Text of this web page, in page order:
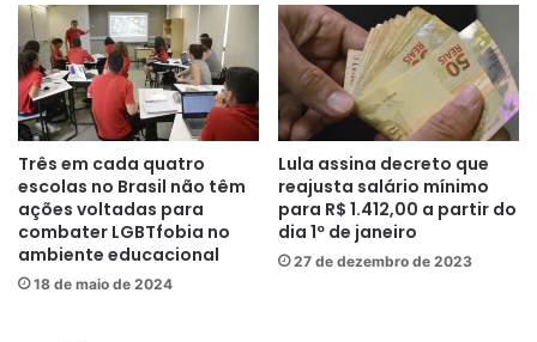
Três em cada quatro
escolas no Brasil não têm
ações voltadas para
combater LGBTfobia no
ambiente educacional
18 de maio de 2024
Lula assina decreto que
reajusta salário mínimo
para R$ 1.412,00 a partir do
dia 1º de janeiro
27 de dezembro de 2023